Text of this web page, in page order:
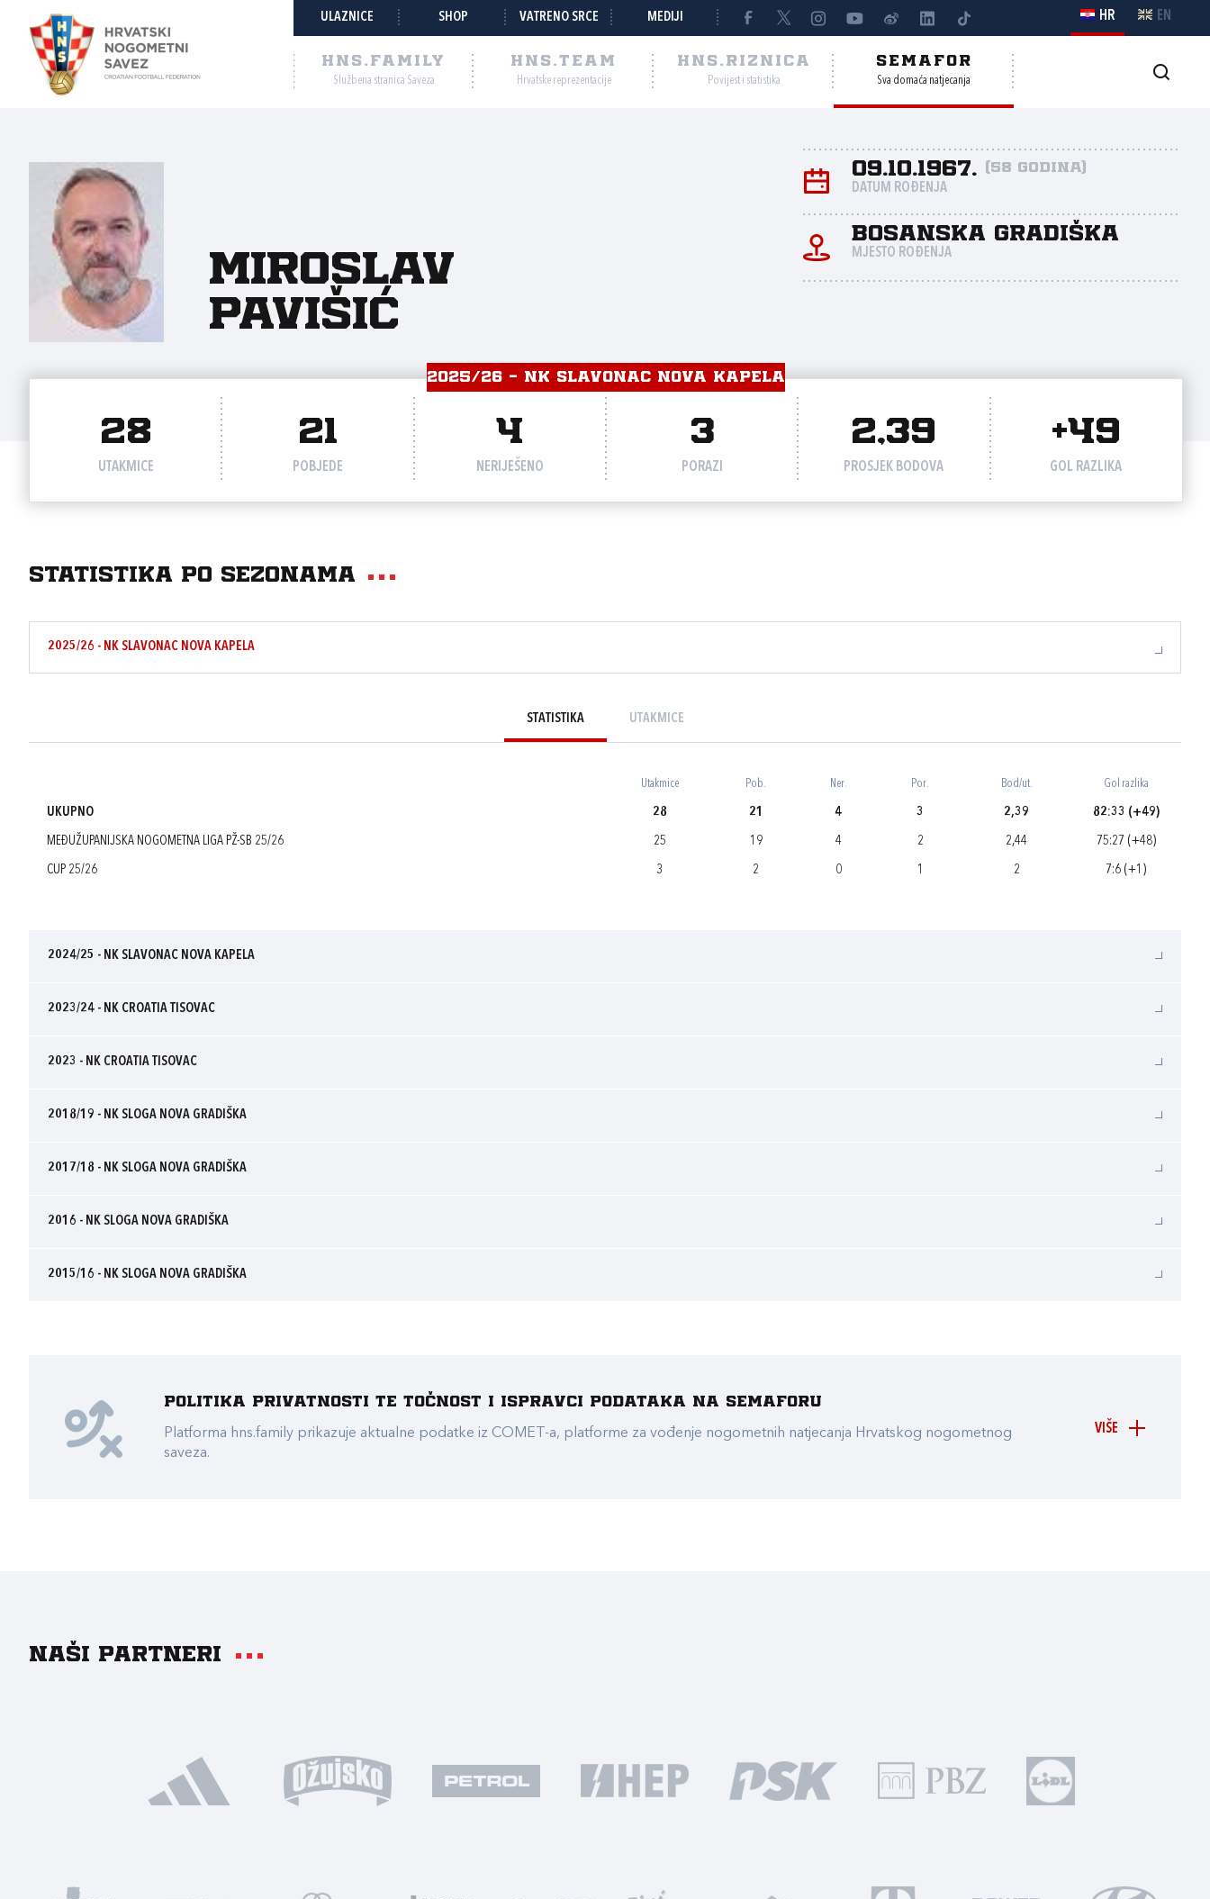
ULAZNICE SHOP VATRENO SRCE MEDIJI HR EN
HNS.FAMILY
Službena stranica Saveza
HNS.TEAM
Hrvatske reprezentacije
HNS.RIZNICA
Povijest i statistika
SEMAFOR
Sva domaća natjecanja
Miroslav
Pavišić
09.10.1967. (58 godina)
DATUM ROĐENJA
Bosanska Gradiška
MJESTO ROĐENJA
2025/26 - NK SLAVONAC NOVA KAPELA
28
UTAKMICE
21
POBJEDE
4
NERIJEŠENO
3
PORAZI
2,39
PROSJEK BODOVA
+49
GOL RAZLIKA
Statistika po sezonama
2025/26 - NK SLAVONAC NOVA KAPELA
STATISTIKA UTAKMICE
Utakmice Pob. Ner. Por. Bod/ut. Gol razlika
UKUPNO 28 21 4 3 2,39 82:33 (+49)
MEĐUŽUPANIJSKA NOGOMETNA LIGA PŽ-SB 25/26 25 19 4 2 2,44 75:27 (+48)
CUP 25/26 3 2 0 1 2 7:6 (+1)
2024/25 - NK SLAVONAC NOVA KAPELA
2023/24 - NK CROATIA TISOVAC
2023 - NK CROATIA TISOVAC
2018/19 - NK SLOGA NOVA GRADIŠKA
2017/18 - NK SLOGA NOVA GRADIŠKA
2016 - NK SLOGA NOVA GRADIŠKA
2015/16 - NK SLOGA NOVA GRADIŠKA
VIŠE
Politika privatnosti te točnost i ispravci podataka na Semaforu
Platforma hns.family prikazuje aktualne podatke iz COMET-a, platforme za vođenje nogometnih natjecanja Hrvatskog nogometnog
saveza.
Naši partneri